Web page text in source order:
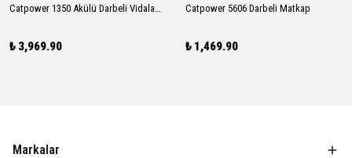
Catpower 1350 Akülü Darbeli Vidalama Çıkartılabilir Mandren 20V 2A Akü
₺ 3,969.90
Catpower 5606 Darbeli Matkap
₺ 1,469.90
Markalar